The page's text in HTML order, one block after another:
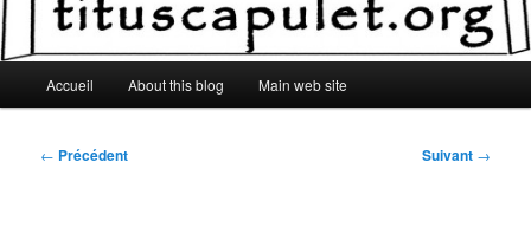
principal
Accueil About this blog Main web site
Navigation
← Précédent Suivant →